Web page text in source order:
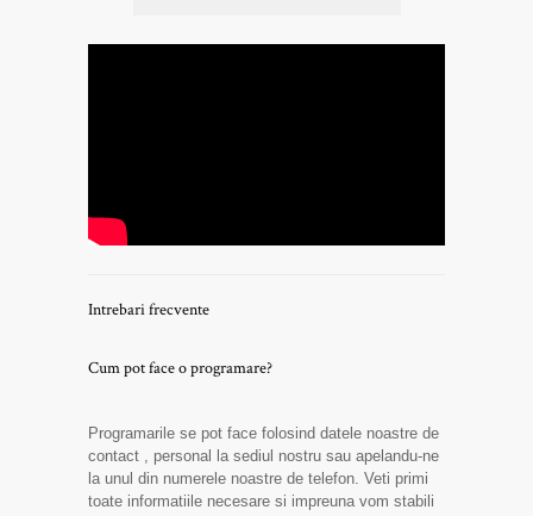
Intrebari frecvente
Cum pot face o programare?
Programarile se pot face folosind datele noastre de
contact , personal la sediul nostru sau apelandu-ne
la unul din numerele noastre de telefon. Veti primi
toate informatiile necesare si impreuna vom stabili